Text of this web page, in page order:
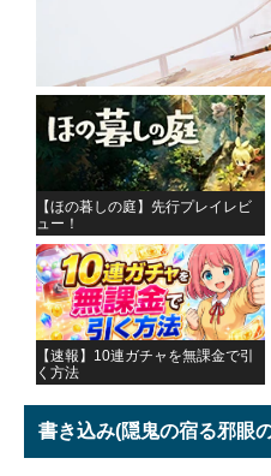
【ほの暮しの庭】先行プレイレビ
ュー！
【速報】10連ガチャを無課金で引
く方法
書き込み(隠鬼の宿る邪眼